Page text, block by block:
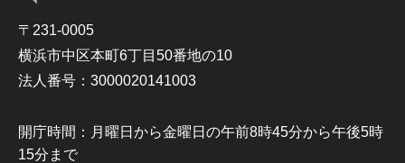
〒231-0005
横浜市中区本町6丁目50番地の10
法人番号：3000020141003
開庁時間：月曜日から金曜日の午前8時45分から午後5時
15分まで